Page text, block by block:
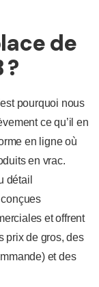
de
?
pourquoi nous
ce qu’il en
en ligne où
en vrac.
détail
et offrent
prix de gros, des
et des